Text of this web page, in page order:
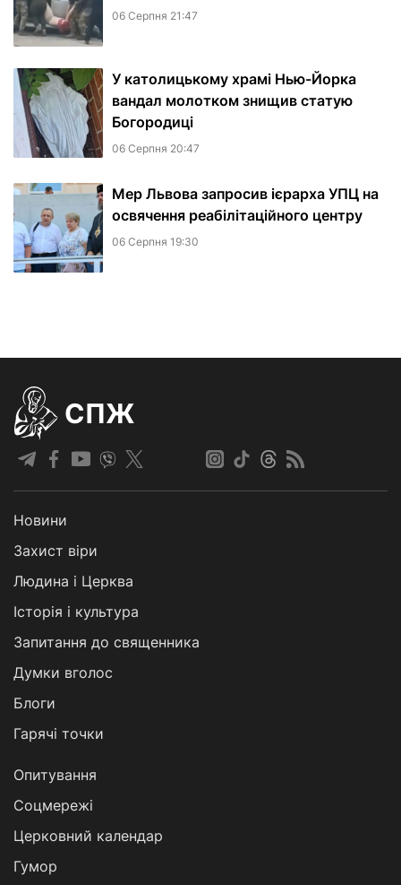
06 Серпня 21:47
У католицькому храмі Нью-Йорка
вандал молотком знищив статую
Богородиці
06 Серпня 20:47
Мер Львова запросив ієрарха УПЦ на
освячення реабілітаційного центру
06 Серпня 19:30
СПЖ
Новини
Захист віри
Людина і Церква
Історія і культура
Запитання до священника
Думки вголос
Блоги
Гарячі точки
Опитування
Соцмережі
Церковний календар
Гумор